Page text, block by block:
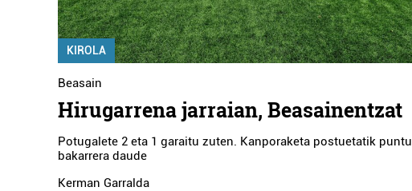
KIROLA
Beasain
Hirugarrena jarraian, Beasainentzat
Potugalete 2 eta 1 garaitu zuten. Kanporaketa postuetatik puntu
bakarrera daude
Kerman Garralda